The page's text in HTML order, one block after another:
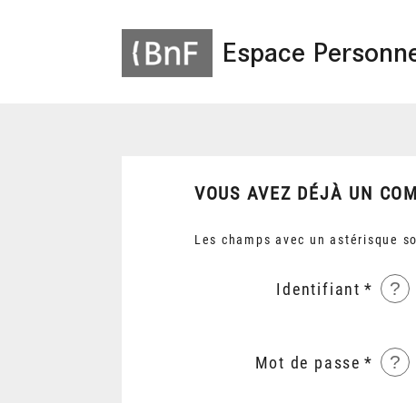
Espace
VOUS AVEZ DÉJÀ UN
Les champs avec un astérisque
Identifiant ?
Mot de passe ?